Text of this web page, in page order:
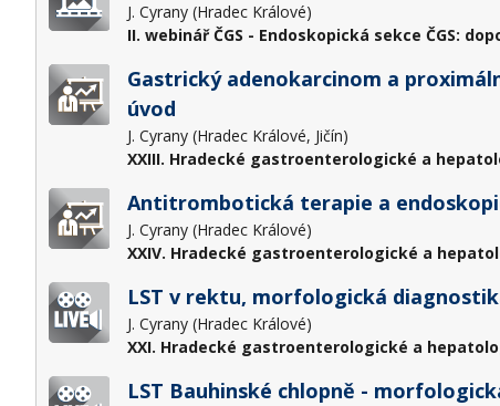
J. Cyrany (Hradec Králové)
II. webinář ČGS - Endoskopická sekce ČGS:
Gastrický adenokarcinom a
úvod
J. Cyrany (Hradec Králové, Jičín)
XXIII. Hradecké gastroenterologické a
Antitrombotická terapie a
J. Cyrany (Hradec Králové)
XXIV. Hradecké gastroenterologické a
LST v rektu, morfologická
J. Cyrany (Hradec Králové)
XXI. Hradecké gastroenterologické a
LST Bauhinské chlopně -